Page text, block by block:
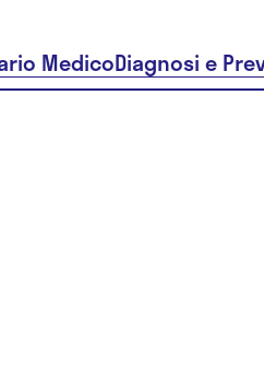
MedicoDiagnosi e